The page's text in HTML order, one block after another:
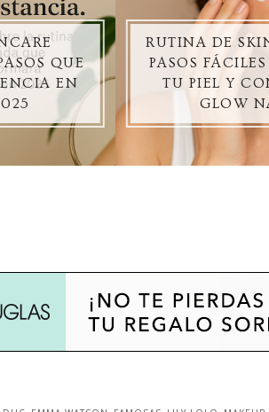
QUE
EN
RUTINA DE
PASOS
TU PIEL Y
GLOW